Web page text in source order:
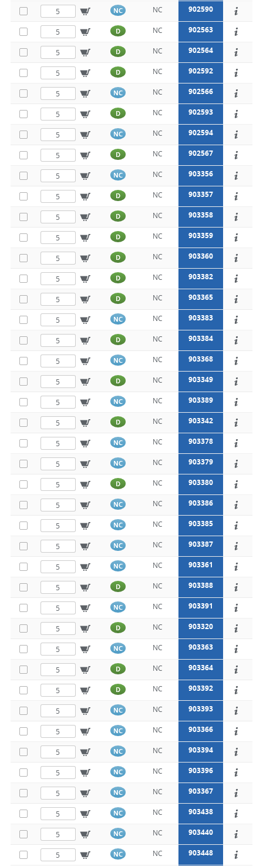
NC NC 902590
D NC 902563
D NC 902564
D NC 902592
NC NC 902566
D NC 902593
NC NC 902594
D NC 902567
NC NC 903356
D NC 903357
D NC 903358
D NC 903359
D NC 903360
D NC 903382
D NC 903365
NC NC 903383
D NC 903384
NC NC 903368
D NC 903349
NC NC 903389
D NC 903342
NC NC 903378
NC NC 903379
D NC 903380
NC NC 903386
NC NC 903385
NC NC 903387
NC NC 903361
D NC 903388
NC NC 903391
D NC 903320
NC NC 903363
D NC 903364
D NC 903392
NC NC 903393
NC NC 903366
NC NC 903394
NC NC 903396
NC NC 903367
NC NC 903438
NC NC 903440
NC NC 903448